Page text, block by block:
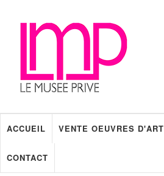
ACCUEIL VENTE OEUVRES D'ART
CONTACT